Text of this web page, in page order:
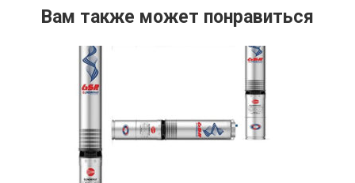
Вам также может понравиться